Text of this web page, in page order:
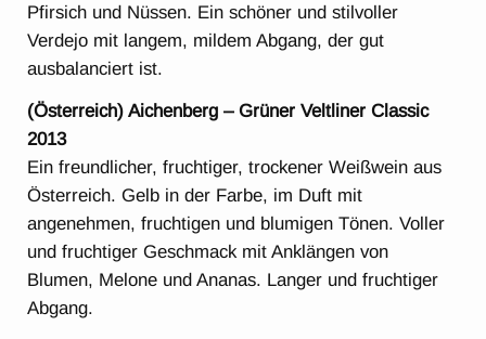
Pfirsich und Nüssen. Ein schöner und stilvoller
Verdejo mit langem, mildem Abgang, der gut
ausbalanciert ist.
(Österreich) Aichenberg – Grüner Veltliner Classic
2013
Ein freundlicher, fruchtiger, trockener Weißwein aus
Österreich. Gelb in der Farbe, im Duft mit
angenehmen, fruchtigen und blumigen Tönen. Voller
und fruchtiger Geschmack mit Anklängen von
Blumen, Melone und Ananas. Langer und fruchtiger
Abgang.